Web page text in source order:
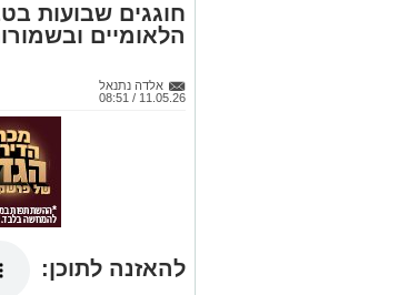
חוגגים שבועות
הלאומיים
אלדה נתנאל
11.05.26 / 08:51
להאזנה לתוכן: